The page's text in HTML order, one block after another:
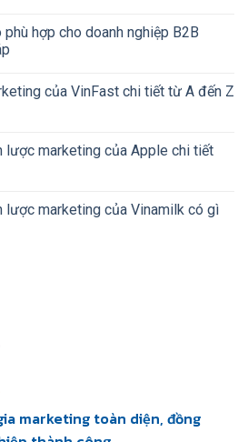
hợp cho doanh nghiệp B2B
của VinFast chi tiết từ A đến Z
lược marketing của Apple chi tiết
lược marketing của Vinamilk có gì
marketing toàn diện, đồng